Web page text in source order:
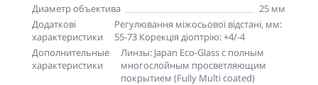
Диаметр объектива
25 мм
Додаткові
характеристики
Регулювання міжосьової відстані, мм:
55-73 Корекція діоптрію: +4/-4
Дополнительные
характеристики
Линзы: Japan Eco-Glass с полным
многослойным просветляющим
покрытием (Fully Multi coated)